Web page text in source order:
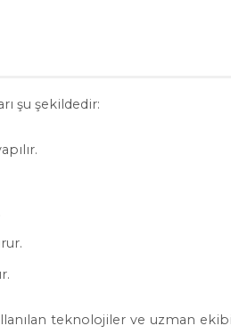
şu şekildedir:
teknolojiler ve uzman